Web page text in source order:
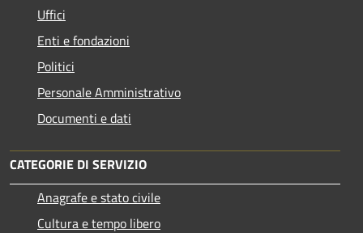
Uffici
Enti e fondazioni
Politici
Personale Amministrativo
Documenti e dati
CATEGORIE DI SERVIZIO
Anagrafe e stato civile
Cultura e tempo libero